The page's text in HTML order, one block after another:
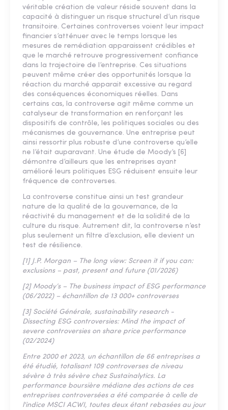
véritable création de valeur réside souvent dans la
capacité à distinguer un risque structurel d’un risque
transitoire. Certaines controverses voient leur impact
financier s’atténuer avec le temps lorsque les
mesures de remédiation apparaissent crédibles et
que le marché retrouve progressivement confiance
dans la trajectoire de l’entreprise. Ces situations
peuvent même créer des opportunités lorsque la
réaction du marché apparait excessive au regard
des conséquences économiques réelles. Dans
certains cas, la controverse agit même comme un
catalyseur de transformation en renforçant les
dispositifs de contrôle, les politiques sociales ou des
mécanismes de gouvernance. Une entreprise peut
ainsi ressortir plus robuste d’une controverse qu’elle
ne l’était auparavant. Une étude de Moody’s [6]
démontre d’ailleurs que les entreprises ayant
amélioré leurs politiques ESG réduisent ensuite leur
fréquence de controverses.
La controverse constitue ainsi un test grandeur
nature de la qualité de la gouvernance, de la
réactivité du management et de la solidité de la
culture du risque. Autrement dit, la controverse n’est
plus seulement un filtre d’exclusion, elle devient un
test de résilience.
[1] J.P. Morgan – The long view: Screen it if you can:
exclusions – past, present and future (01/2026)
[2] Moody’s – The business impact of ESG performance
(06/2022) – échantillon de 13 000+ controverses
[3] Société Générale, sustainability research -
Dissecting ESG controversies: Mind the impact of
severe controversies on share price performance
(02/2024)
Entre 2000 et 2023, un échantillon de 66 entreprises a
été étudié, totalisant 109 controverses de niveau
sévère à très sévère chez Sustainalytics. La
performance boursière médiane des actions de ces
entreprises controversées a été comparée à celle de
l'indice MSCI ACWI, toutes deux étant rebasées au jour